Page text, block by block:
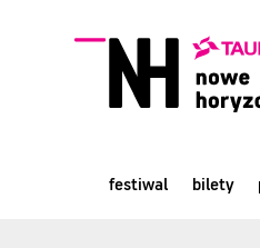
festiwal bilety